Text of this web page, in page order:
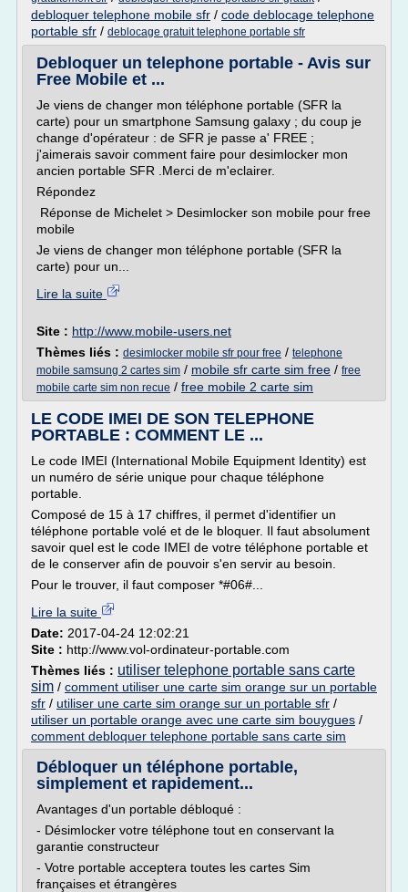
debloquer telephone mobile sfr / code deblocage telephone
portable sfr / deblocage gratuit telephone portable sfr
Debloquer un telephone portable - Avis sur
Free Mobile et ...
Je viens de changer mon téléphone portable (SFR la
carte) pour un smartphone Samsung galaxy ; du coup je
change d'opérateur : de SFR je passe a' FREE ;
j'aimerais savoir comment faire pour desimlocker mon
ancien portable SFR .Merci de m'eclairer.
Répondez
Réponse de Michelet > Desimlocker son mobile pour free
mobile
Je viens de changer mon téléphone portable (SFR la
carte) pour un...
Lire la suite
Site : http://www.mobile-users.net
Thèmes liés : desimlocker mobile sfr pour free / telephone
mobile samsung 2 cartes sim / mobile sfr carte sim free / free
mobile carte sim non recue / free mobile 2 carte sim
LE CODE IMEI DE SON TELEPHONE
PORTABLE : COMMENT LE ...
Le code IMEI (International Mobile Equipment Identity) est
un numéro de série unique pour chaque téléphone
portable.
Composé de 15 à 17 chiffres, il permet d'identifier un
téléphone portable volé et de le bloquer. Il faut absolument
savoir quel est le code IMEI de votre téléphone portable et
de le conserver afin de pouvoir s'en servir au besoin.
Pour le trouver, il faut composer *#06#...
Lire la suite
Date: 2017-04-24 12:02:21
Site : http://www.vol-ordinateur-portable.com
Thèmes liés : utiliser telephone portable sans carte
sim / comment utiliser une carte sim orange sur un portable
sfr / utiliser une carte sim orange sur un portable sfr /
utiliser un portable orange avec une carte sim bouygues /
comment debloquer telephone portable sans carte sim
Débloquer un téléphone portable,
simplement et rapidement...
Avantages d'un portable débloqué :
- Désimlocker votre téléphone tout en conservant la
garantie constructeur
- Votre portable acceptera toutes les cartes Sim
françaises et étrangères